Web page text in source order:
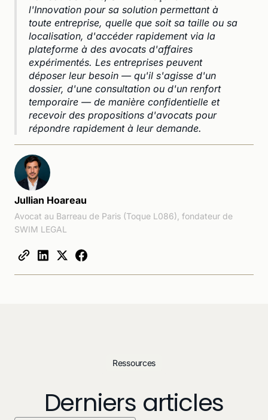
l'Innovation pour sa solution permettant à
toute entreprise, quelle que soit sa taille ou sa
localisation, d'accéder rapidement via la
plateforme à des avocats d'affaires
expérimentés. Les entreprises peuvent
déposer leur besoin — qu'il s'agisse d'un
dossier, d'une consultation ou d'un renfort
temporaire — de manière confidentielle et
recevoir des propositions d'avocats pour
répondre rapidement à leur demande.
Jullian Hoareau
Avocat au Barreau de Paris (Toque L086), fondateur de
SWIM LEGAL
Ressources
Derniers articles